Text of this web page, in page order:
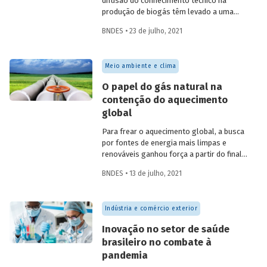
produção de biogás têm levado a uma
em operação e no volume produzido no
tímido diante do potencial de geração que
um país com um agronegócio tão
desenvolvido pode atingir. Entenda como
resíduos e efluentes das diferentes
atividades agropecuárias podem
contribuir para ampliar a geração de
BNDES • 23 de julho, 2021
Meio ambiente e clima
O papel do gás natural na
contenção do aquecimento
global
Para frear o aquecimento global, a busca
por fontes de energia mais limpas e
renováveis ganhou força a partir do final
mundial de redução das emissões de CO
energética segue crescendo, o gás
natural desponta como combustível
capaz de apoiar a transição para a
economia de baixo carbono, aproveitando
a infraestrutura já existente com menor
impacto ambiental do que outros
BNDES • 13 de julho, 2021
Indústria e comércio exterior
Inovação no setor de saúde
brasileiro no combate à
pandemia